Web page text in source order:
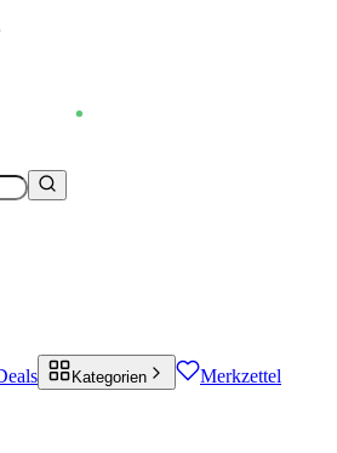
Kategorien Merkzettel